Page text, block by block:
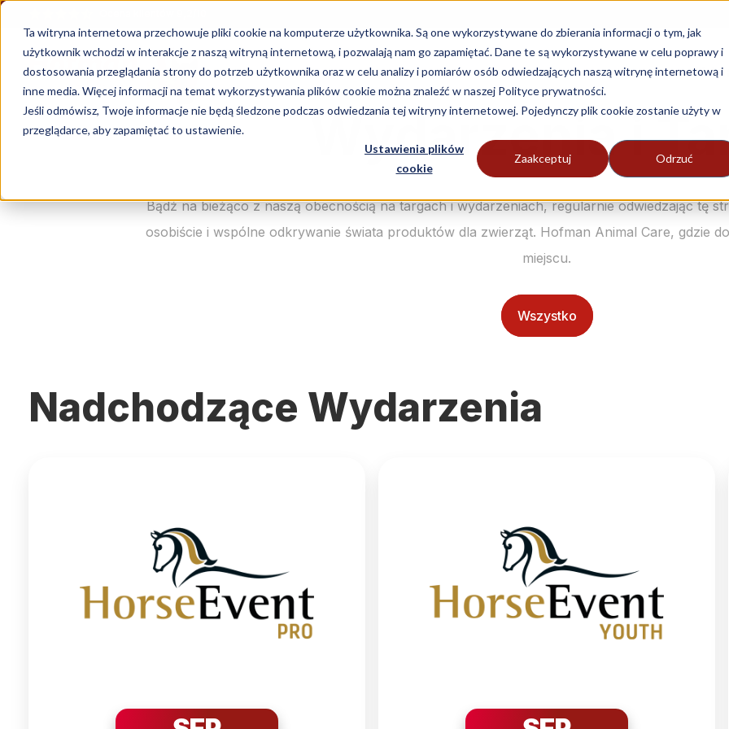
Ta witryna internetowa przechowuje pliki cookie na komputerze użytkownika. Są one wykorzystywane do zbierania informacji o tym, jak
użytkownik wchodzi w interakcje z naszą witryną internetową, i pozwalają nam go zapamiętać. Dane te są wykorzystywane w celu poprawy i
dostosowania przeglądania strony do potrzeb użytkownika oraz w celu analizy i pomiarów osób odwiedzających naszą witrynę internetową i
inne media. Więcej informacji na temat wykorzystywania plików cookie można znaleźć w naszej Polityce prywatności.
Jeśli odmówisz, Twoje informacje nie będą śledzone podczas odwiedzania tej witryny internetowej. Pojedynczy plik cookie zostanie użyty w
przeglądarce, aby zapamiętać to ustawienie.
Ustawienia plików
cookie
Zaakceptuj Odrzuć
Wydarzenia i
Bądź na bieżąco z naszą obecnością na targach i wydarzeniach, regularnie odwiedzając tę
osobiście i wspólne odkrywanie świata produktów dla zwierząt. Hofman Animal Care, gdzie
miejscu.
Wszystko
Nadchodzące Wydarzenia